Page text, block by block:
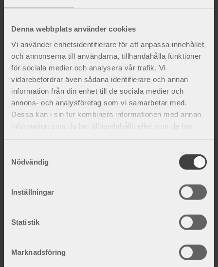
Denna webbplats använder cookies
Vi använder enhetsidentifierare för att anpassa innehållet
och annonserna till användarna, tillhandahålla funktioner
för sociala medier och analysera vår trafik. Vi
vidarebefordrar även sådana identifierare och annan
information från din enhet till de sociala medier och
annons- och analysföretag som vi samarbetar med.
Dessa kan i sin tur kombinera informationen med annan
information som du har tillhandahållit eller som de har
Nödvändig
Inställningar
Statistik
Marknadsföring
Bure Hög ryggstöd
Ger bekvämt stöd över ländryggen.
795 kr
Multi ryggortos
Formbart ryggstöd som ger stöd och
kompression.
695kr
735kr
Lägg till i favoriter